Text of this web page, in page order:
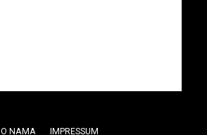
O NAMA IMPRESSUM